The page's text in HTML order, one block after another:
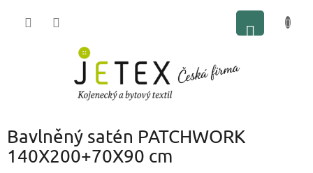
Bavlněný satén PATCHWORK
140X200+70X90 cm